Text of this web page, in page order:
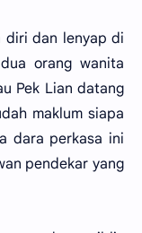
diri dan lenyap di
orang wanita
Pek Lian datang
maklum siapa
dara perkasa ini
pendekar yang